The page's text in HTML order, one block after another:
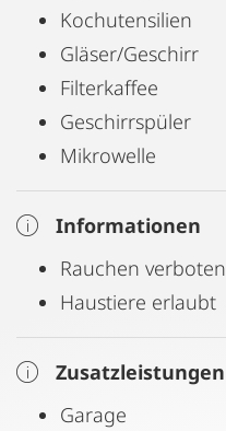
Kochutensilien
Gläser/Geschirr
Filterkaffee
Geschirrspüler
Mikrowelle
Informationen
Rauchen verboten
Haustiere erlaubt
Zusatzleistungen
Garage